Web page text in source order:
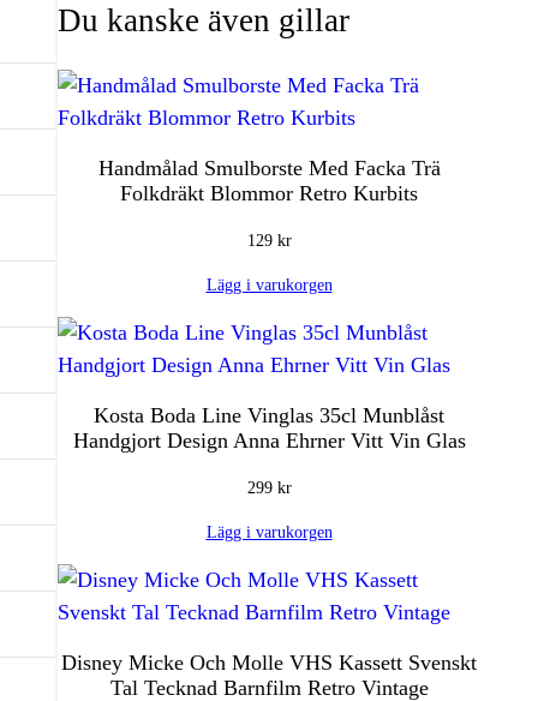
Du kanske även gillar
Handmålad Smulborste Med Facka Trä
Folkdräkt Blommor Retro Kurbits
129 kr
Lägg i varukorgen
Kosta Boda Line Vinglas 35cl Munblåst
Handgjort Design Anna Ehrner Vitt Vin Glas
299 kr
Lägg i varukorgen
Disney Micke Och Molle VHS Kassett Svenskt
Tal Tecknad Barnfilm Retro Vintage